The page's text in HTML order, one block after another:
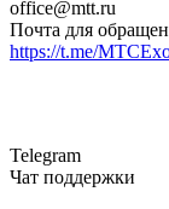
office@mtt.ru
Почта для
https://t.me/
Telegram
Чат поддержки